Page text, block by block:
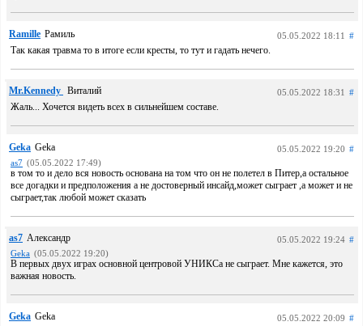
Ramille Рамиль 05.05.2022 18:11 #
Так какая травма то в итоге если кресты, то тут и гадать нечего.
Mr.Kennedy Виталий 05.05.2022 18:31 #
Жаль... Хочется видеть всех в сильнейшем составе.
Geka Geka 05.05.2022 19:20 #
as7 (05.05.2022 17:49)
в том то и дело вся новость основана на том что он не полетел в Питер,а остальное
все догадки и предположения а не достоверный инсайд,может сыграет ,а может и не
сыграет,так любой может сказать
as7 Александр 05.05.2022 19:24 #
Geka (05.05.2022 19:20)
В первых двух играх основной центровой УНИКСа не сыграет. Мне кажется, это
важная новость.
Geka Geka 05.05.2022 20:09 #